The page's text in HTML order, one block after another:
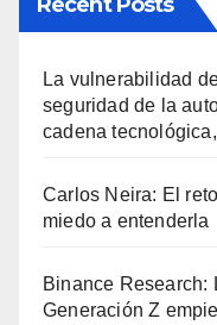
La vulnerabilidad
seguridad de la
cadena
Carlos Neira: El
miedo a entenderla
Binance Research:
Generación Z